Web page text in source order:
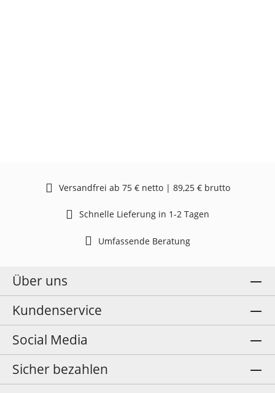
Versandfrei ab 75 € netto | 89,25 € brutto
Schnelle Lieferung in 1-2 Tagen
Umfassende Beratung
Über uns
Kundenservice
Social Media
Sicher bezahlen